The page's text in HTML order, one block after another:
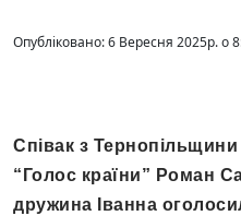
Опубліковано: 6 Вересня 2025р. о
Співак з
“Голос країни” Роман
дружина Іванна